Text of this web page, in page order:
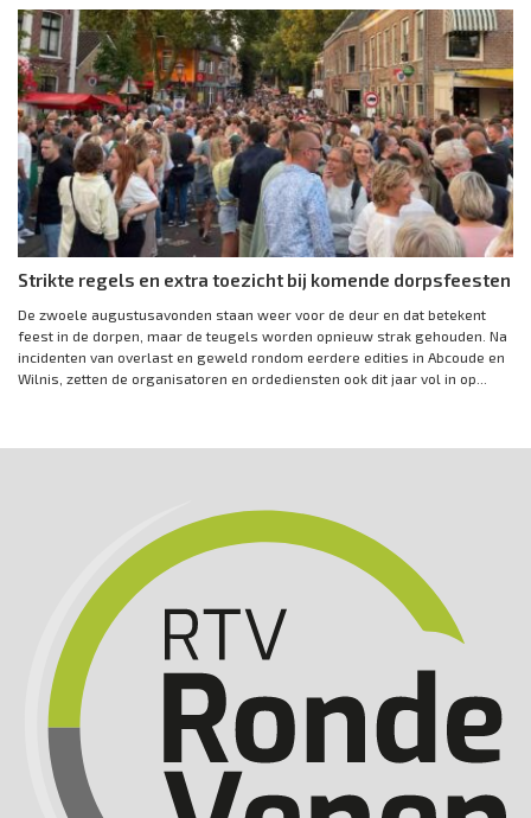
Strikte regels en extra toezicht bij komende dorpsfeesten
De zwoele augustusavonden staan weer voor de deur en dat betekent
feest in de dorpen, maar de teugels worden opnieuw strak gehouden. Na
incidenten van overlast en geweld rondom eerdere edities in Abcoude en
Wilnis, zetten de organisatoren en ordediensten ook dit jaar vol in op...